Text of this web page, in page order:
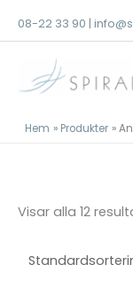
08-22 33 90
Hem Produkter
Visar alla 12